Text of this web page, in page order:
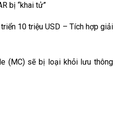
bị “khai tử”
10 triệu USD – Tích hợp giải
(MC) sẽ bị loại khỏi lưu thông